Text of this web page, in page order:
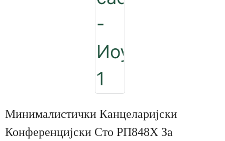
Минималистички Канцеларијски
Конференцијски Сто РП848Х За